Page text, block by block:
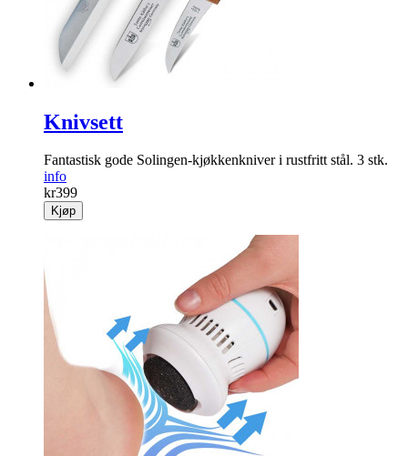
Knivsett
Fantastisk gode Solingen-kjøkkenkniver i rustfritt stål. 3 stk.
info
kr399
Kjøp